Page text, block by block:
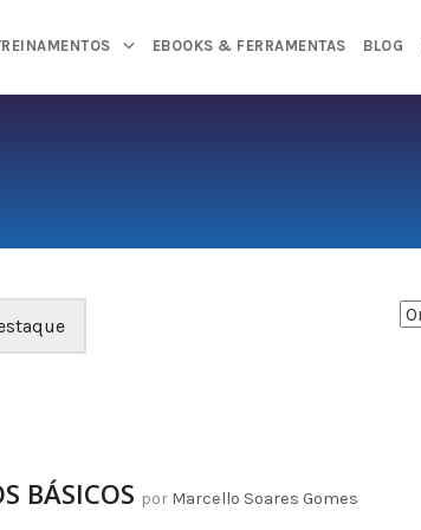
EBOOKS & FERRAMENTAS BLOG
BÁSICOS por Marcello Soares Gomes